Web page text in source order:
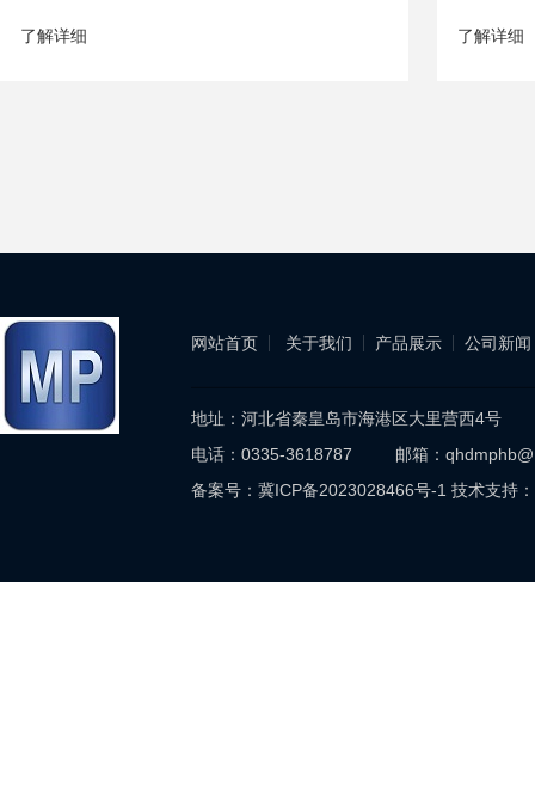
了解详细 了解详细
网站首页 关于我们 产品展示 公司新闻
地址：河北省秦皇岛市海港区大里营西4号
电话：0335-3618787 邮箱：
备案号： 冀ICP备2023028466号-1 技术支持：